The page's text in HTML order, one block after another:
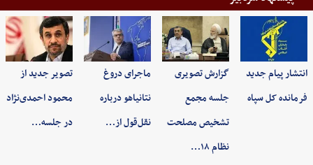
انتشار پیام جدید
فرمانده کل سپاه
گزارش تصویری
جلسه مجمع
تشخیص مصلحت
نظام ۱۸…
ماجرای دروغ
نتانیاهو درباره
نقل‌قول از…
تصویر جدید از
محمود احمدی‌نژاد
در جلسه…